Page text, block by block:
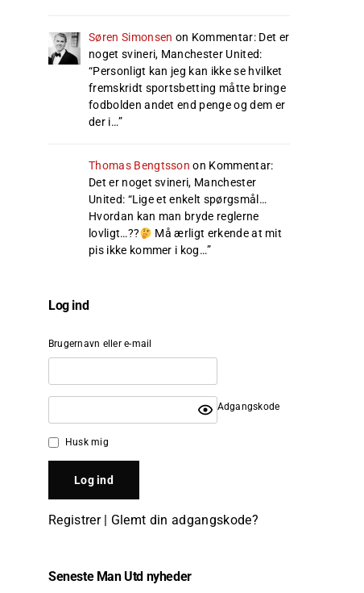
Søren Simonsen on Kommentar: Det er
noget svineri, Manchester United:
“Personligt kan jeg kan ikke se hvilket
fremskridt sportsbetting måtte bringe
fodbolden andet end penge og dem er
der i…”
Thomas Bengtsson on Kommentar:
Det er noget svineri, Manchester
United: “Lige et enkelt spørgsmål…
Hvordan kan man bryde reglerne
lovligt…??
Må ærligt erkende at mit
pis ikke kommer i kog…”
Log ind
Brugernavn eller e-mail
Adgangskode
Husk mig
Registrer| Glemt din adgangskode?
Seneste Man Utd nyheder